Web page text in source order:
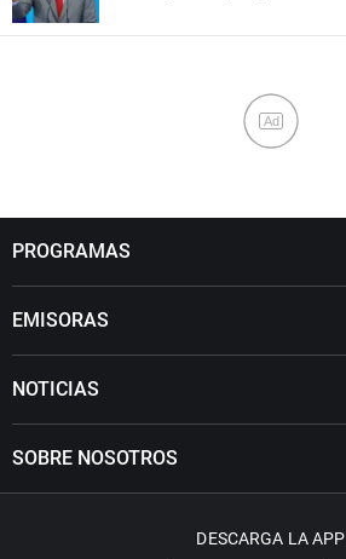
Ad
PROGRAMAS
EMISORAS
NOTICIAS
SOBRE NOSOTROS
DESCARGA LA APP